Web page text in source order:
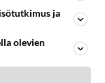
72
ja
olevien